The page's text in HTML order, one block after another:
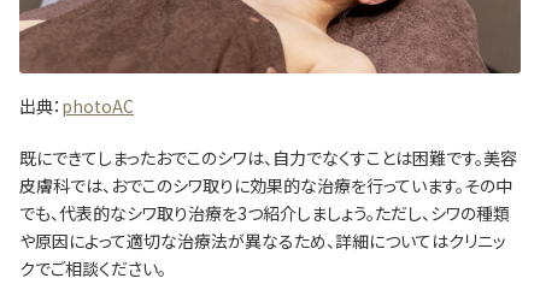
出典： photoAC
既にできてしまったおでこのシワは、自力でなくすことは困難です。美容
皮膚科では、おでこのシワ取りに効果的な治療を行っています。その中
でも、代表的なシワ取り治療を3つ紹介しましょう。ただし、シワの種類
や原因によって適切な治療法が異なるため、詳細についてはクリニッ
クでご相談ください。